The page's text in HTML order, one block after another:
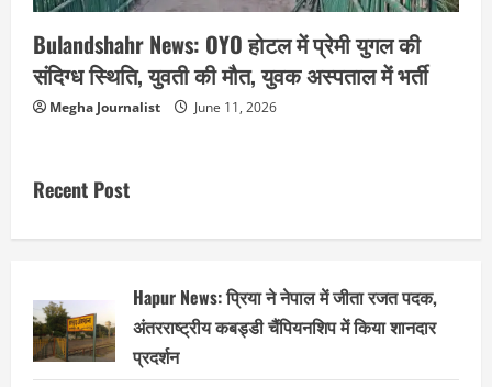
Bulandshahr News: OYO होटल में प्रेमी युगल की
संदिग्ध स्थिति, युवती की मौत, युवक अस्पताल में भर्ती
Megha Journalist June 11, 2026
Recent Post
Hapur News: प्रिया ने नेपाल में जीता रजत पदक,
अंतरराष्ट्रीय कबड्डी चैंपियनशिप में किया शानदार
प्रदर्शन